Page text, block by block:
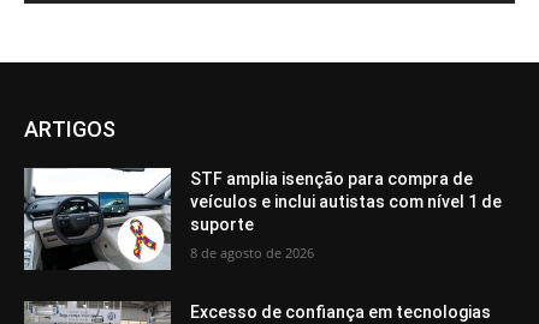
ARTIGOS
STF amplia isenção para compra de
veículos e inclui autistas com nível 1 de
suporte
8 de agosto de 2026
Excesso de confiança em tecnologias